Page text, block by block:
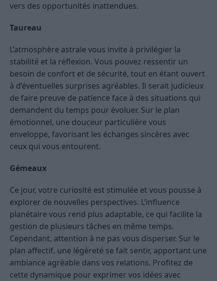
vers des opportunités inattendues.
Taureau
L’atmosphère astrale vous invite à privilégier la
stabilité et la réflexion. Vous pouvez ressentir un
besoin de confort et de sécurité, tout en étant ouvert
à d’éventuelles surprises agréables. Il serait judicieux
de faire preuve de patience face à des situations qui
demandent du temps pour évoluer. Sur le plan
émotionnel, une douceur particulière vous
enveloppe, favorisant les échanges sincères avec
ceux qui vous entourent.
Gémeaux
Ce jour, votre curiosité est stimulée et vous pousse à
explorer de nouvelles perspectives. L’influence
planétaire vous rend plus adaptable, ce qui facilite la
gestion de plusieurs tâches en même temps.
Cependant, attention à ne pas vous disperser. Sur le
plan affectif, une légèreté se fait sentir, apportant une
ambiance agréable dans vos relations. Profitez de
cette dynamique pour exprimer vos idées avec